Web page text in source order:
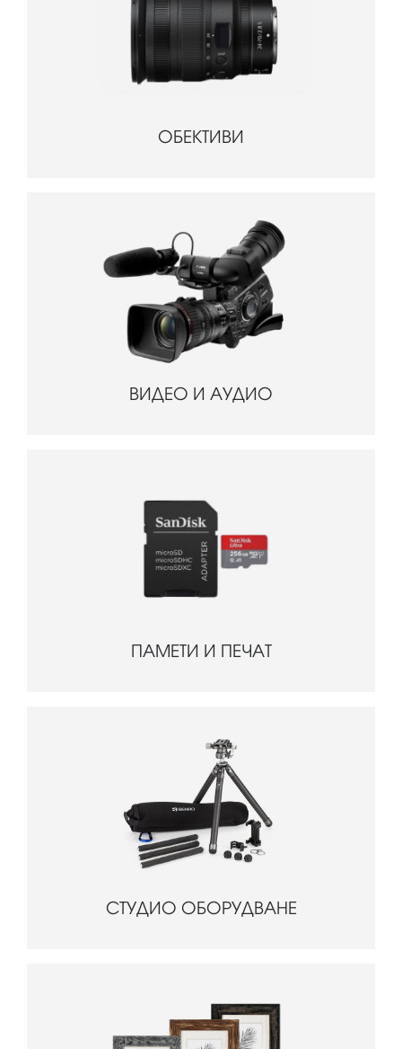
ОБЕКТИВИ
ВИДЕО И АУДИО
ПАМЕТИ И ПЕЧАТ
СТУДИО ОБОРУДВАНЕ